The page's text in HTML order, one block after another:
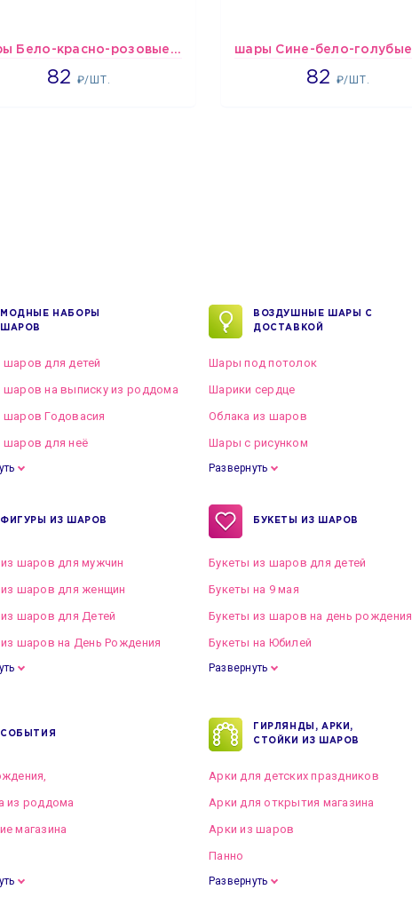
шары Бело-красно-розовые пастельные
82 ₽/ШТ.
1637
82 ₽/ШТ.
1637
МОДНЫЕ НАБОРЫ
ШАРОВ
для детей
на выписку из роддома
Годовасия
для неё
ВОЗДУШНЫЕ ШАРЫ С
ДОСТАВКОЙ
Шары под потолок
Шарики сердце
Облака из шаров
Шары с рисунком
Развернуть
ФИГУРЫ ИЗ ШАРОВ
шаров для мужчин
шаров для женщин
шаров для Детей
шаров на День Рождения
БУКЕТЫ ИЗ ШАРОВ
Букеты из шаров для детей
Букеты на 9 мая
Букеты из шаров на день рождения
Букеты на Юбилей
Развернуть
СОБЫТИЯ
из роддома
магазина
ГИРЛЯНДЫ, АРКИ,
СТОЙКИ ИЗ ШАРОВ
Арки для детских праздников
Арки для открытия магазина
Арки из шаров
Панно
Развернуть